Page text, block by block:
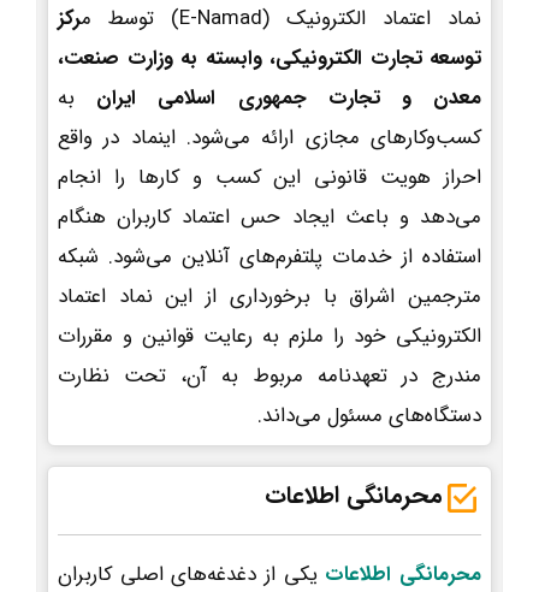
نماد اعتماد الکترونیک (E-Namad) توسط م
رکز
توسعه تجارت الکترونیکی، وابسته به وزارت صنعت،
معدن و تجارت جمهوری اسلامی ایران به
کسب‌وکارهای مجازی ارائه می‌شود. اینماد در واقع
احراز هویت قانونی این کسب و کارها را انجام
می‌دهد و باعث ایجاد حس اعتماد کاربران هنگام
استفاده از خدمات پلتفرم‌های آنلاین می‌شود. شبکه
مترجمین اشراق با برخورداری از این نماد اعتماد
الکترونیکی خود را ملزم به رعایت قوانین و مقررات
مندرج در تعهدنامه مربوط به آن، تحت نظارت
دستگاه‌های مسئول می‌داند.
محرمانگی اطلاعات
محرمانگی اطلاعات یکی از دغدغه‌های اصلی کاربران